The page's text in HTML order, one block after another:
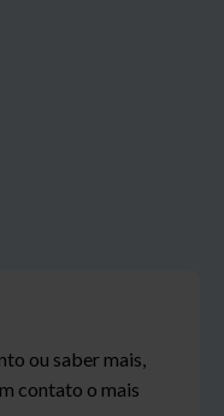
ou saber mais,
contato o mais